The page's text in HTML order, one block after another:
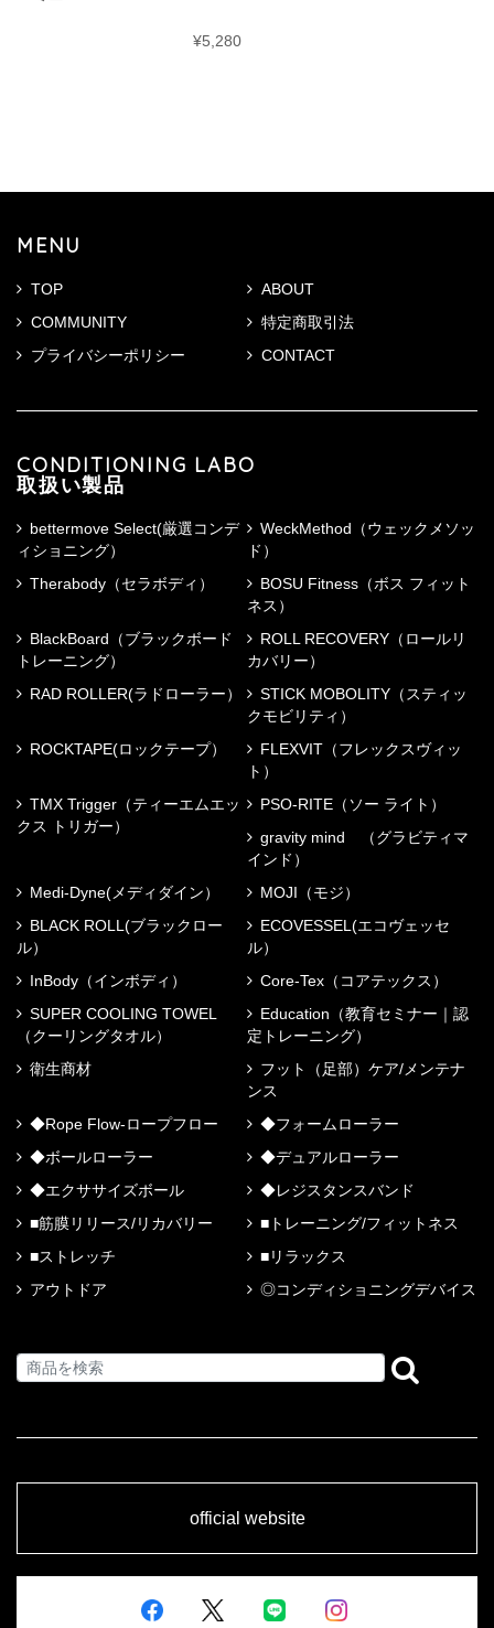
¥5,280
MENU
TOP
ABOUT
COMMUNITY
特定商取引法
プライバシーポリシー
CONTACT
CONDITIONING LABO
取扱い製品
bettermove Select(厳選コンデ
ィショニング）
WeckMethod（ウェックメソッ
ド）
Therabody（セラボディ）
BOSU Fitness（ボス フィット
ネス）
BlackBoard（ブラックボード
トレーニング）
ROLL RECOVERY（ロールリ
カバリー）
RAD ROLLER(ラドローラー）
STICK MOBOLITY（スティッ
クモビリティ）
ROCKTAPE(ロックテープ）
FLEXVIT（フレックスヴィッ
ト）
TMX Trigger（ティーエムエッ
クス トリガー）
PSO-RITE（ソー ライト）
gravity mind （グラビティマ
インド）
Medi-Dyne(メディダイン）
MOJI（モジ）
BLACK ROLL(ブラックロー
ル）
ECOVESSEL(エコヴェッセ
ル）
InBody（インボディ）
Core-Tex（コアテックス）
SUPER COOLING TOWEL
（クーリングタオル）
Education（教育セミナー｜認
定トレーニング）
衛生商材
フット（足部）ケア/メンテナ
ンス
◆Rope Flow-ロープフロー
◆フォームローラー
◆ボールローラー
◆デュアルローラー
◆エクササイズボール
◆レジスタンスバンド
■筋膜リリース/リカバリー
■トレーニング/フィットネス
■ストレッチ
■リラックス
アウトドア
◎コンディショニングデバイス
official website